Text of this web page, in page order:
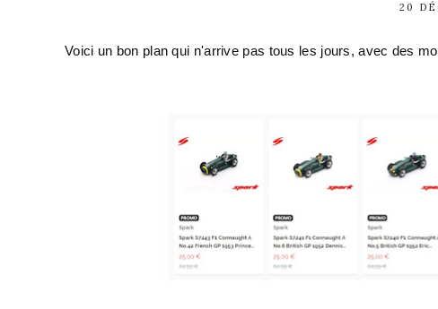
20
Voici un bon plan qui n'arrive pas tous les jours, avec des